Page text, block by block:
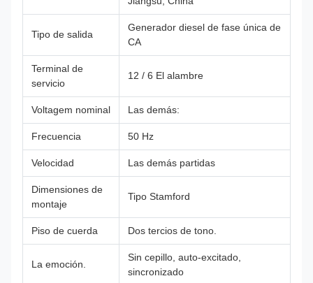
Tipo de salida
Generador diesel de fase única de
CA
Terminal de
servicio
12 / 6 El alambre
Voltagem nominal Las demás:
Frecuencia 50 Hz
Velocidad Las demás partidas
Dimensiones de
montaje
Tipo Stamford
Piso de cuerda Dos tercios de tono.
La emoción.
Sin cepillo, auto-excitado,
sincronizado